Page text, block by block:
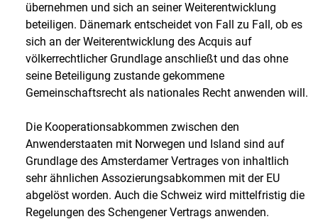
übernehmen und sich an seiner Weiterentwicklung
beteiligen. Dänemark entscheidet von Fall zu Fall, ob es
sich an der Weiterentwicklung des Acquis auf
völkerrechtlicher Grundlage anschließt und das ohne
seine Beteiligung zustande gekommene
Gemeinschaftsrecht als nationales Recht anwenden will.
Die Kooperationsabkommen zwischen den
Anwenderstaaten mit Norwegen und Island sind auf
Grundlage des Amsterdamer Vertrages von inhaltlich
sehr ähnlichen Assozierungsabkommen mit der EU
abgelöst worden. Auch die Schweiz wird mittelfristig die
Regelungen des Schengener Vertrags anwenden.